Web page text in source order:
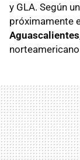
y GLA. Según
próximamente
Aguascalientes